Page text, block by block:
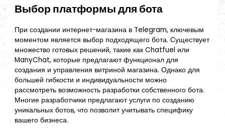
Выбор платформы для бота
При создании интернет-магазина в Telegram, ключевым
моментом является выбор подходящего бота. Существует
множество готовых решений, такие как Chatfuel или
ManyChat, которые предлагают функционал для
создания и управления витриной магазина. Однако для
большей гибкости и индивидуальности можно
рассмотреть возможность разработки собственного бота.
Многие разработчики предлагают услуги по созданию
уникальных ботов, что позволит учитывать специфику
вашего бизнеса.